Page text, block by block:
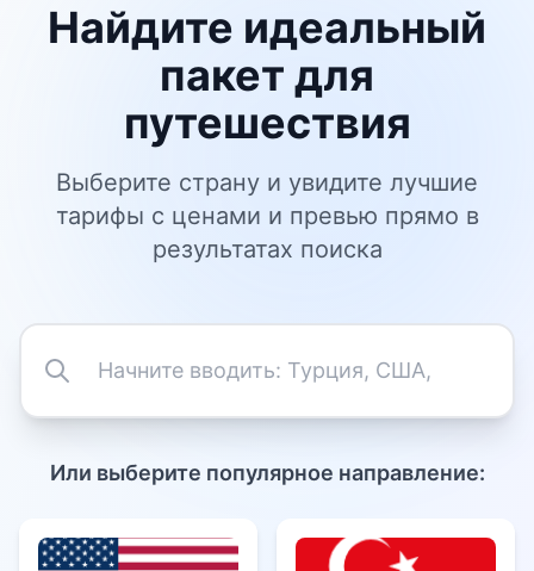
Найдите идеальный
пакет для
путешествия
Выберите страну и увидите лучшие
тарифы с ценами и превью прямо в
результатах поиска
Или выберите популярное направление: